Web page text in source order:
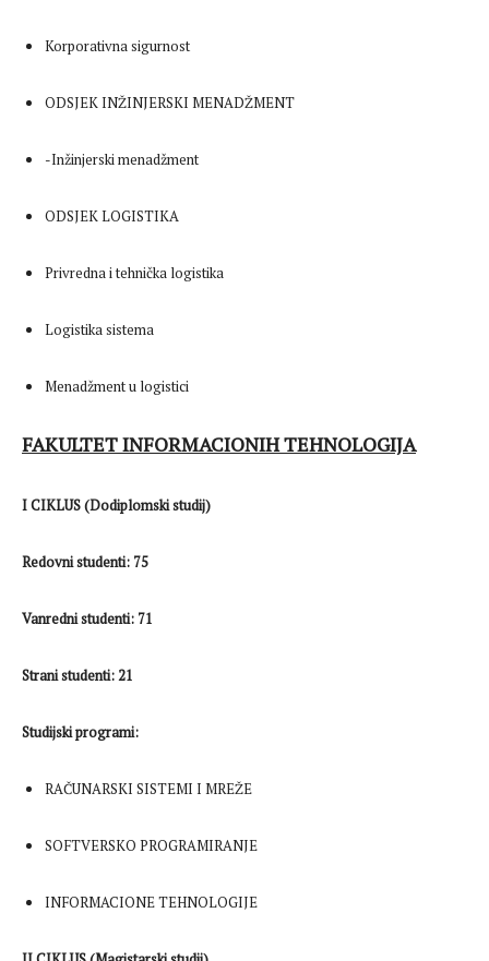
Korporativna sigurnost
ODSJEK INŽINJERSKI MENADŽMENT
-Inžinjerski menadžment
ODSJEK LOGISTIKA
Privredna i tehnička logistika
Logistika sistema
Menadžment u logistici
FAKULTET INFORMACIONIH TEHNOLOGIJA
I CIKLUS (Dodiplomski studij)
Redovni studenti: 75
Vanredni studenti: 71
Strani studenti: 21
Studijski programi:
RAČUNARSKI SISTEMI I MREŽE
SOFTVERSKO PROGRAMIRANJE
INFORMACIONE TEHNOLOGIJE